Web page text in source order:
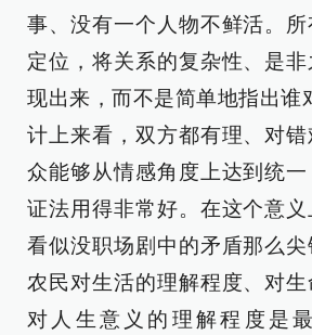
事、没有一个人物不鲜活。
定位，将关系的复杂性、是
现出来，而不是简单地指出谁
计上来看，双方都有理、对
众能够从情感角度上达到统
证法用得非常好。在这个意义
看似没职场剧中的矛盾那么尖
农民对生活的理解程度、对生
对人生意义的理解程度是